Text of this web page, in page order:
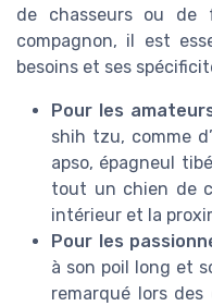
de chasseurs ou de
compagnon, il est
besoins et ses
Pour les
shih tzu, comme
apso, épagneul
tout un chien de
intérieur et la
Pour les
à son poil long et
remarqué lors